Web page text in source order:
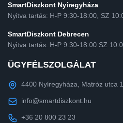
SmartDiszkont Nyíregyháza
Nyitva tartás: H-P 9:30-18:00, SZ
SmartDiszkont Debrecen
Nyitva tartás: H-P 9:30-18:00 SZ
ÜGYFÉLSZOLGÁLAT
4400 Nyíregyháza, Matróz utca
info@smartdiszkont.hu
+36 20 800 23 23